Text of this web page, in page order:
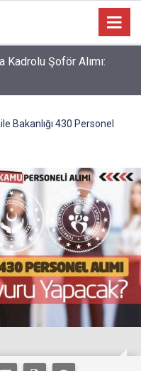
Şoför Alımı:
Bakanlığı 430 Personel